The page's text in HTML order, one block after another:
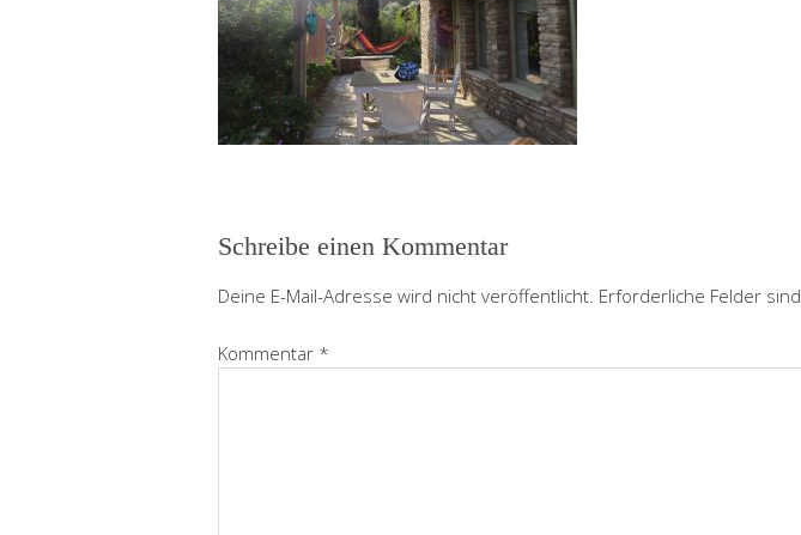
Schreibe einen Kommentar
Deine E-Mail-Adresse wird nicht veröffentlicht. Erforderliche Felder
Kommentar *